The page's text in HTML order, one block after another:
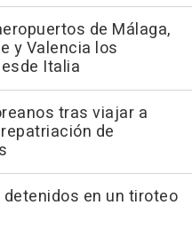
de Málaga,
y Valencia los
Italia
tras viajar a
de
en un tiroteo